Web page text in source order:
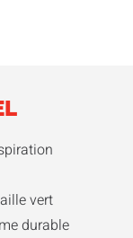
vert
durable